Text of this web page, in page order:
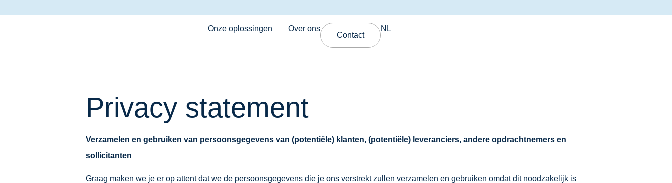
Onze oplossingen Over ons
Contact
NL
Privacy statement
Verzamelen en gebruiken van persoonsgegevens van (potentiële) klanten, (potentiële) leveranciers, andere opdrachtnemers en
sollicitanten
Graag maken we je er op attent dat we de persoonsgegevens die je ons verstrekt zullen verzamelen en gebruiken omdat dit noodzakelijk is